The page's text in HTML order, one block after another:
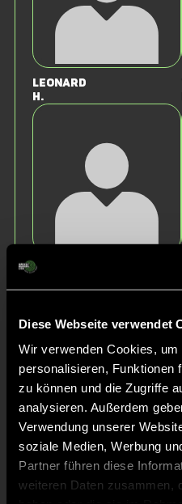
Diese Webseite verwendet
Wir verwenden Cookies,
personalisieren, Funktionen
zu können und die Zugriffe
analysieren. Außerdem
Verwendung unserer
soziale Medien, Werbung
Partner führen diese
weiteren Daten zusammen,
Leonard
H.
Ferdinand
Jakob
S.